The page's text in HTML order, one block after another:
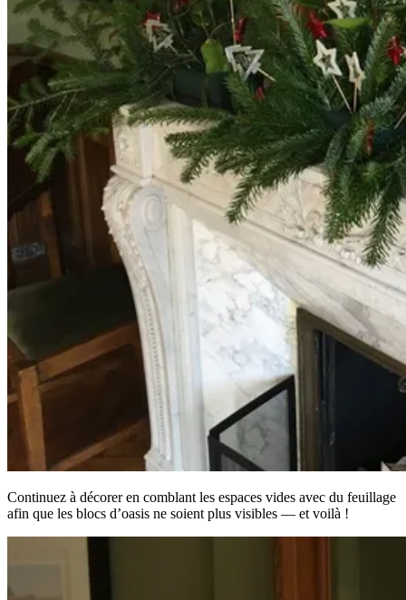
Continuez à décorer en comblant les espaces vides avec du feuillage
afin que les blocs d’oasis ne soient plus visibles — et voilà !